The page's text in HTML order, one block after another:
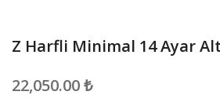
Z Harfli Minimal 14 Ayar
22,050.00₺